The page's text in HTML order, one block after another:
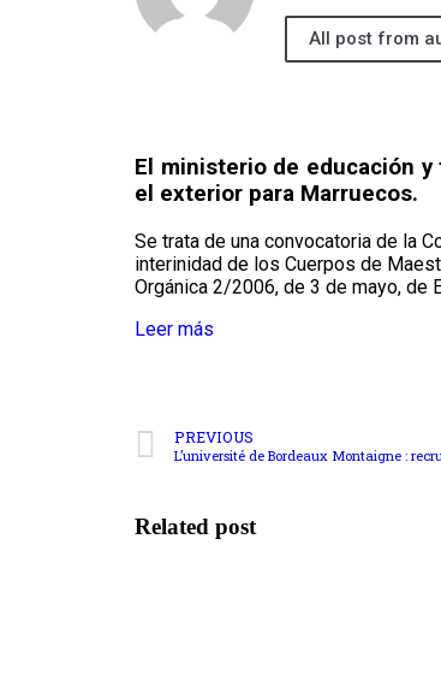
All post from
El ministerio de educación
el exterior para Marruecos.
Se trata de una convocatoria de la
interinidad de los Cuerpos de
Orgánica 2/2006, de 3 de mayo,
Leer más
PREVIOUS
L’université de Bordeaux Montaigne :
Related post